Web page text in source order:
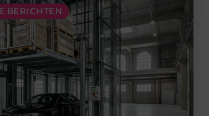
BERICHTEN